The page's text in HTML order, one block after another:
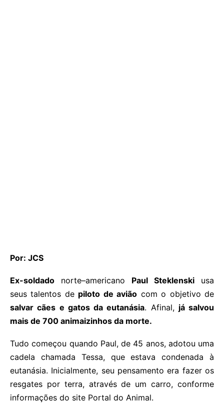
Por: JCS
Ex-soldado norte–americano Paul Steklenskiusa
seus talentos de piloto de avião com o objetivo de
salvar cães e gatos da eutanásia. Afinal, já salvou
mais de 700 animaizinhos da morte.
Tudo começou quando Paul, de 45 anos, adotou uma
cadela chamada Tessa, que estava condenada à
eutanásia. Inicialmente, seu pensamento era fazer os
resgates por terra, através de um carro, conforme
informações do site Portal do Animal.